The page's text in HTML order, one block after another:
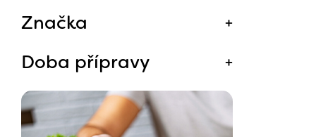
Značka
Doba přípravy